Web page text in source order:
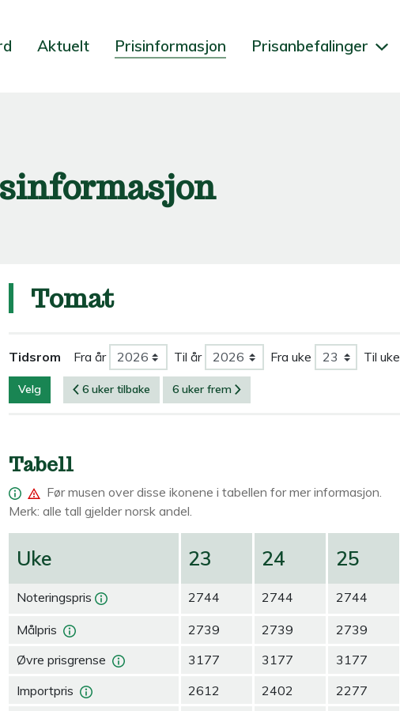
Aktuelt Prisinformasjon Prisanbefalinger
Tomat
Tidsrom Fra år Til år Fra uke Til uke
Velg 6 uker tilbake 6 uker frem
Tabell
Før musen over disse ikonene i tabellen for mer informasjon.
Merk: alle tall gjelder norsk andel.
Uke
Noteringspris
Målpris
Øvre prisgrense
Importpris
23
2744
2739
3177
2612
24
2744
2739
3177
2402
25
2744
2739
3177
2277